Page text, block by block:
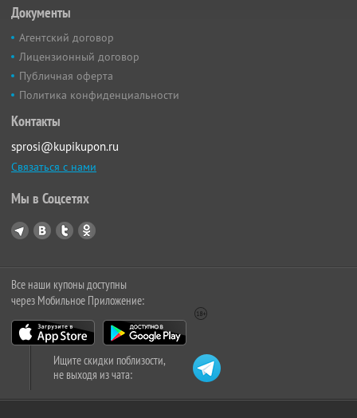
Документы
Агентский договор
Лицензионный договор
Публичная оферта
Политика конфиденциальности
Контакты
sprosi@kupikupon.ru
Связаться с нами
Мы в Соцсетях
Все наши купоны доступны
через Мобильное Приложение:
Ищите скидки поблизости,
не выходя из чата: